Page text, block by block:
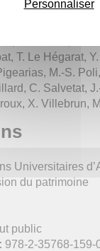
R. Cazals, J.
T. Le Hégarat,
M.-S.
C. Salvetat,
X. Villebrun,
Universitaires
du patrimoine
public
978-2-35768-159-
Personnaliser